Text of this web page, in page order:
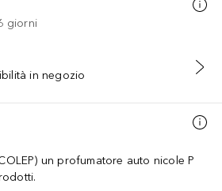
giorni
AL CARRELLO
in negozio
un profumatore auto nicole P